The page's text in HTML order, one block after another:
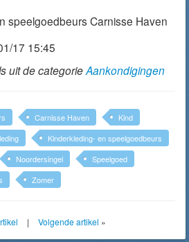
speelgoedbeurs Carnisse Haven
17 15:45
uit de categorieAankondigingen
Carnisse Haven
Kind
Kinderkleding- en speelgoedbeurs
Noordersingel
Speelgoed
Zomer
| Volgende artikel »